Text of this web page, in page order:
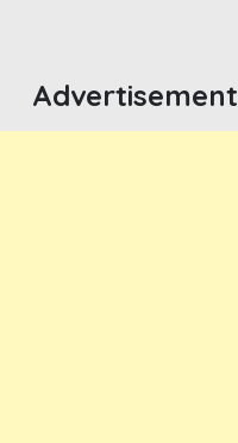
Advertisement